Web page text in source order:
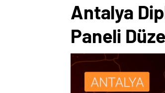
Antalya
Paneli